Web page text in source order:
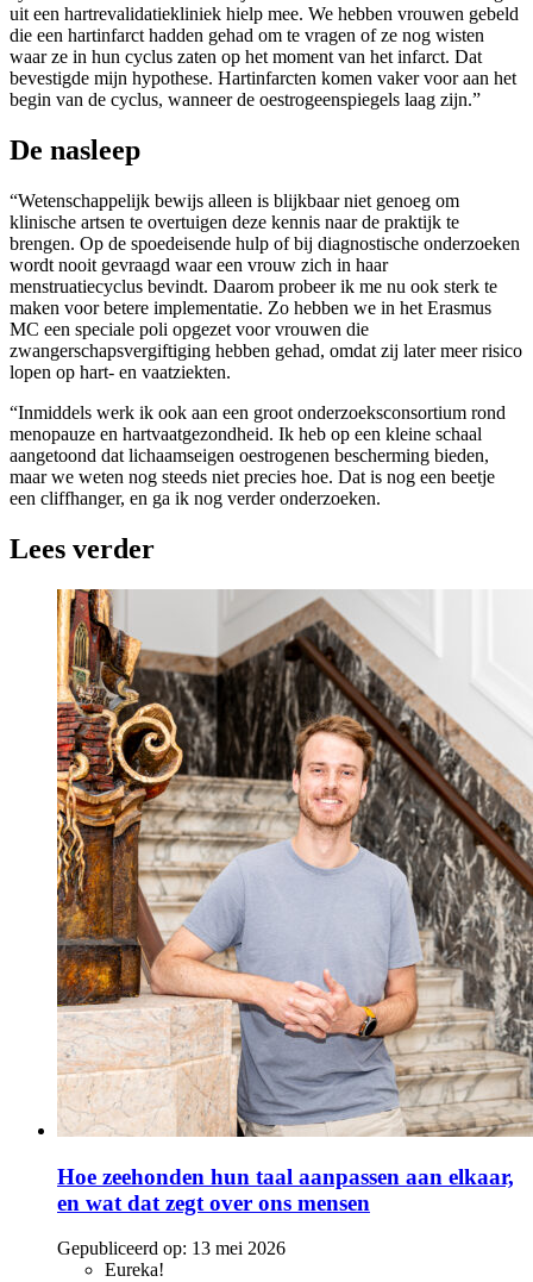
uit een hartrevalidatiekliniek hielp mee. We hebben vrouwen gebeld
die een hartinfarct hadden gehad om te vragen of ze nog wisten
waar ze in hun cyclus zaten op het moment van het infarct. Dat
bevestigde mijn hypothese. Hartinfarcten komen vaker voor aan het
begin van de cyclus, wanneer de oestrogeenspiegels laag zijn.”
De nasleep
“Wetenschappelijk bewijs alleen is blijkbaar niet genoeg om
klinische artsen te overtuigen deze kennis naar de praktijk te
brengen. Op de spoedeisende hulp of bij diagnostische onderzoeken
wordt nooit gevraagd waar een vrouw zich in haar
menstruatiecyclus bevindt. Daarom probeer ik me nu ook sterk te
maken voor betere implementatie. Zo hebben we in het Erasmus
MC een speciale poli opgezet voor vrouwen die
zwangerschapsvergiftiging hebben gehad, omdat zij later meer risico
lopen op hart- en vaatziekten.
“Inmiddels werk ik ook aan een groot onderzoeksconsortium rond
menopauze en hartvaatgezondheid. Ik heb op een kleine schaal
aangetoond dat lichaamseigen oestrogenen bescherming bieden,
maar we weten nog steeds niet precies hoe. Dat is nog een beetje
een cliffhanger, en ga ik nog verder onderzoeken.
Lees verder
Hoe zeehonden hun taal aanpassen aan elkaar,
en wat dat zegt over ons mensen
Gepubliceerd op: 13 mei 2026
Eureka!